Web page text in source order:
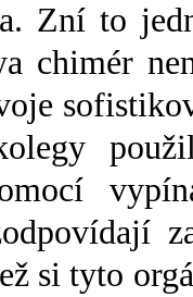
Zní to
chimér
si tyto